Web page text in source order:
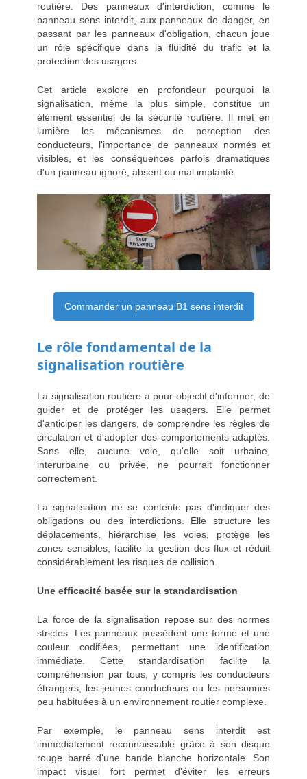
routière. Des panneaux d'interdiction, comme le
panneau sens interdit, aux panneaux de danger, en
passant par les panneaux d'obligation, chacun joue
un rôle spécifique dans la fluidité du trafic et la
protection des usagers.
Cet article explore en profondeur pourquoi la
signalisation, même la plus simple, constitue un
élément essentiel de la sécurité routière. Il met en
lumière les mécanismes de perception des
conducteurs, l'importance de panneaux normés et
visibles, et les conséquences parfois dramatiques
d'un panneau ignoré, absent ou mal implanté.
Commander un panneau B1 sens interdit
Le rôle fondamental de la
signalisation routière
La signalisation routière a pour objectif d'informer, de
guider et de protéger les usagers. Elle permet
d'anticiper les dangers, de comprendre les règles de
circulation et d'adopter des comportements adaptés.
Sans elle, aucune voie, qu'elle soit urbaine,
interurbaine ou privée, ne pourrait fonctionner
correctement.
La signalisation ne se contente pas d'indiquer des
obligations ou des interdictions. Elle structure les
déplacements, hiérarchise les voies, protège les
zones sensibles, facilite la gestion des flux et réduit
considérablement les risques de collision.
Une efficacité basée sur la standardisation
La force de la signalisation repose sur des normes
strictes. Les panneaux possèdent une forme et une
couleur codifiées, permettant une identification
immédiate. Cette standardisation facilite la
compréhension par tous, y compris les conducteurs
étrangers, les jeunes conducteurs ou les personnes
peu habituées à un environnement routier complexe.
Par exemple, le panneau sens interdit est
immédiatement reconnaissable grâce à son disque
rouge barré d'une bande blanche horizontale. Son
impact visuel fort permet d'éviter les erreurs